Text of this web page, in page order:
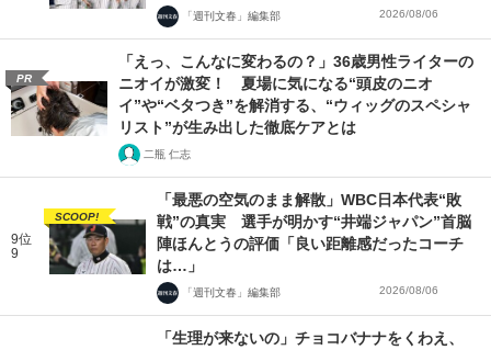
「週刊文春」編集部 2026/08/06
PR
「えっ、こんなに変わるの？」36歳男性ライターの
ニオイが激変！ 夏場に気になる“頭皮のニオ
イ”や“ベタつき”を解消する、“ウィッグのスペシャ
リスト”が生み出した徹底ケアとは
二瓶 仁志
9位
9
SCOOP!
「最悪の空気のまま解散」WBC日本代表“敗
戦”の真実 選手が明かす“井端ジャパン”首脳
陣ほんとうの評価「良い距離感だったコーチ
は…」
「週刊文春」編集部 2026/08/06
「生理が来ないの」チョコバナナをくわえ、